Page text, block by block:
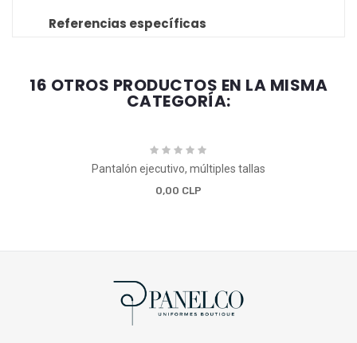
Referencias específicas
16 OTROS PRODUCTOS EN LA MISMA
CATEGORÍA:
Pantalón ejecutivo, múltiples tallas
0,00 CLP